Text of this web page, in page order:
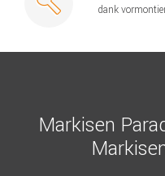
dank
Markisen